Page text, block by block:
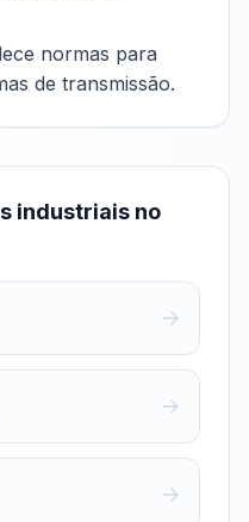
normas para
de transmissão.
industriais no